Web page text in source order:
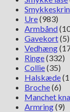
Smykkeskrin
Ure(983)
Armbånd
Gavekort(5)
Vedhæng
Ringe(332)
Collie(35)
Halskæde
Broche(6)
Manchet
Armring(9)